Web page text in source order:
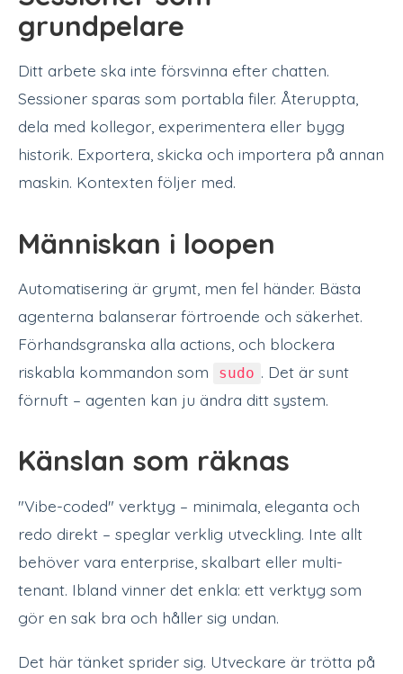
grundpelare
Ditt arbete ska inte försvinna efter chatten.
Sessioner sparas som portabla filer. Återuppta,
dela med kollegor, experimentera eller bygg
historik. Exportera, skicka och importera på annan
maskin. Kontexten följer med.
Människan i loopen
Automatisering är grymt, men fel händer. Bästa
agenterna balanserar förtroende och säkerhet.
Förhandsgranska alla actions, och blockera
riskabla kommandon som
sudo . Det är sunt
förnuft – agenten kan ju ändra ditt system.
Känslan som räknas
"Vibe-coded" verktyg – minimala, eleganta och
redo direkt – speglar verklig utveckling. Inte allt
behöver vara enterprise, skalbart eller multi-
tenant. Ibland vinner det enkla: ett verktyg som
gör en sak bra och håller sig undan.
Det här tänket sprider sig. Utveckare är trötta på